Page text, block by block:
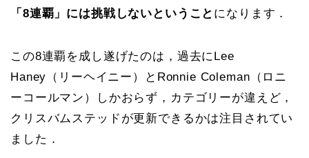
「8連覇」には挑戦しないということ になります．
この8連覇を成し遂げたのは，過去にLee
Haney（リーヘイニー）とRonnie Coleman（ロニ
ーコールマン）しかおらず，カテゴリーが違えど，
クリスバムステッドが更新できるかは注目されてい
ました．